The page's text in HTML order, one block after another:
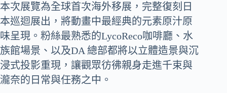
本次展覽為全球首次海外移展，完整復刻日
本巡迴展出，將動畫中最經典的元素原汁原
味呈現。粉絲最熟悉的LycoReco咖啡廳、水
族館場景、以及DA 總部都將以立體造景與沉
浸式投影重現，讓觀眾彷彿親身走進千束與
瀧奈的日常與任務之中。